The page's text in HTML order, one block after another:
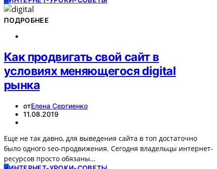
ПОДРОБНЕЕ
Как продвигать свой сайт в
условиях меняющегося digital
рынка
отЕлена Сергиенко
11.08.2019
Еще не так давно, для выведения сайта в топ достаточно
было одного seo-продвижения. Сегодня владельцы интернет-
ресурсов просто обязаны…